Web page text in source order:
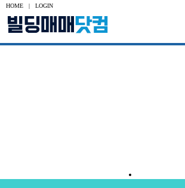
HOME | LOGIN